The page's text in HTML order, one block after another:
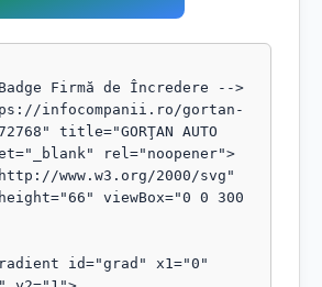
Firmă de Încredere -->
infocompanii.ro/gortan-
title="GORŢAN AUTO
rel="noopener">
www.w3.org/2000/svg"
viewBox="0 0 300